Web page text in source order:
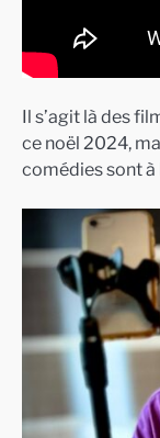
Il s’agit là des
ce noël 2024,
comédies sont à